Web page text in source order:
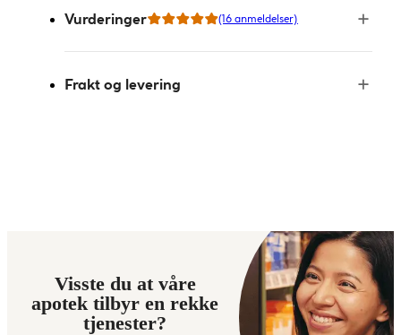
Vurderinger (16 anmeldelser)
Frakt og levering
Visste du at våre
apotek tilbyr en rekke
tjenester?